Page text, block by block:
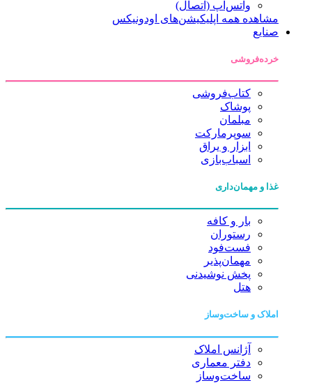
واتس‌اپ (اتصال)
مشاهده همه اپلیکیشن‌های اودونیکس
صنایع
خرده‌فروشی
کتاب‌فروشی
پوشاک
مبلمان
سوپرمارکت
ابزار و یراق
اسباب‌بازی
غذا و مهمان‌داری
بار و کافه
رستوران
فست‌فود
مهمان‌پذیر
پخش نوشیدنی
هتل
املاک و ساخت‌وساز
آژانس املاک
دفتر معماری
ساخت‌وساز